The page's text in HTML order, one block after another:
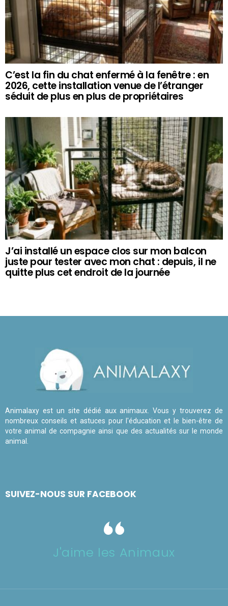
C’est la fin du chat enfermé à la fenêtre : en
2026, cette installation venue de l’étranger
séduit de plus en plus de propriétaires
J’ai installé un espace clos sur mon balcon
juste pour tester avec mon chat : depuis, il ne
quitte plus cet endroit de la journée
Animalaxy est un site dédié aux animaux. Vous y trouverez de
nombreux conseils et astuces pour l'éducation et le bien-être de
votre animal de compagnie ainsi que des actualités sur le monde
animal.
SUIVEZ-NOUS SUR FACEBOOK
J'aime les Animaux